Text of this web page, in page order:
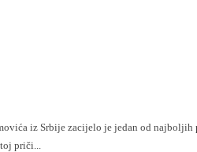
priči...